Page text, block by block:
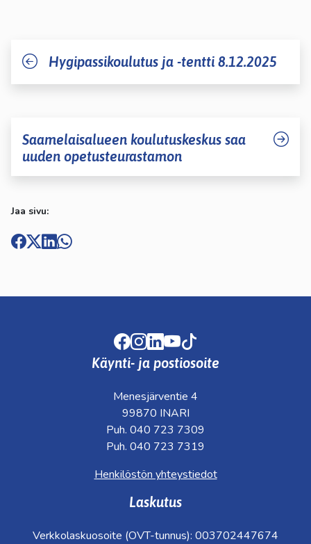
Hygipassikoulutus ja -tentti 8.12.2025
Saamelaisalueen koulutuskeskus saa
uuden opetusteurastamon
Jaa sivu:
Facebook
Instagram
LinkedIn
Youtube
Käynti- ja postiosoite
Menesjärventie 4
99870 INARI
Puh. 040 723 7309
Puh. 040 723 7319
Henkilöstön yhteystiedot
Laskutus
Verkkolaskuosoite (OVT-tunnus): 003702447674